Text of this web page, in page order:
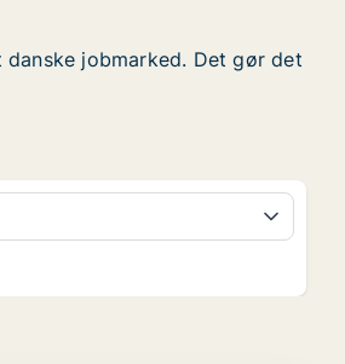
jobmarked. Det gør det